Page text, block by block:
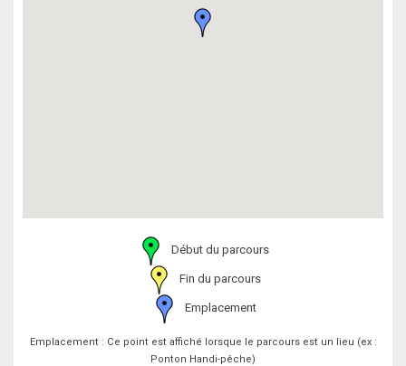
Début du parcours
Fin du parcours
Emplacement
Emplacement : Ce point est affiché lorsque le parcours est un lieu (ex :
Ponton Handi-pêche)